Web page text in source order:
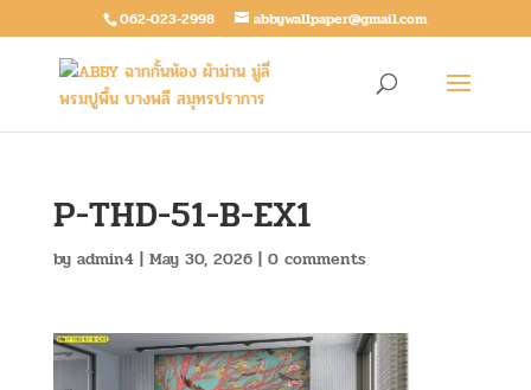
062-023-2998 abbywallpaper@gmail.com
P-THD-51-B-EX1
by admin4| May 30, 2026| 0 comments